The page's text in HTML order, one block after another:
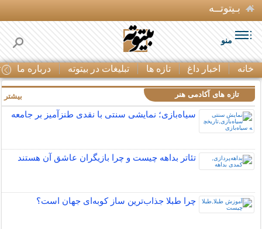
بـیتوتــه
منو
خانه اخبار داغ تازه ها تبلیغات در بیتوته درباره ما
تازه های آکادمی هنر
سیاه‌بازی؛ نمایشی سنتی با نقدی طنزآمیز بر جامعه
تئاتر بداهه چیست و چرا بازیگران عاشق آن هستند
چرا طبلا جذاب‌ترین ساز کوبه‌ای جهان است؟
بیشتر